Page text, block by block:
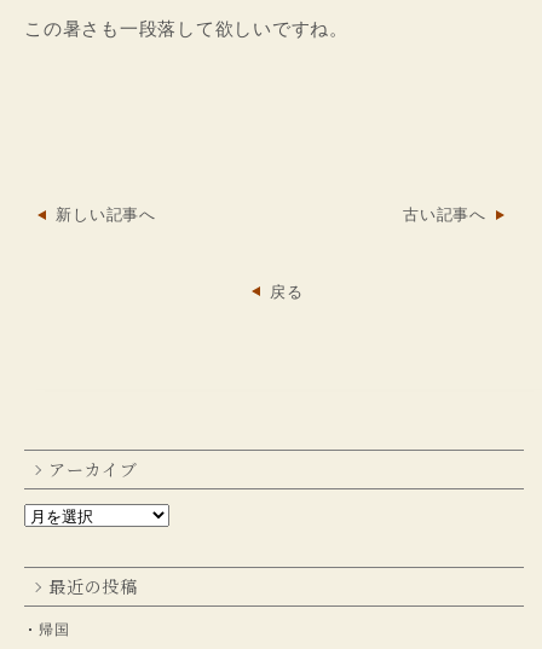
この暑さも一段落して欲しいですね。
新しい記事へ 古い記事へ
戻る
アーカイブ
最近の投稿
帰国